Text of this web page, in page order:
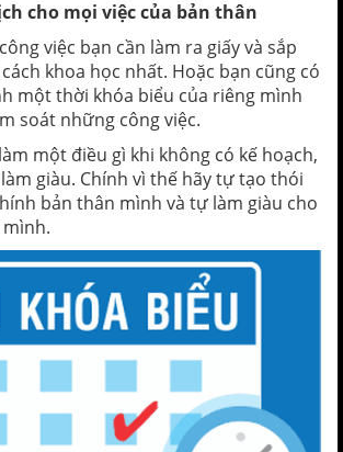
cho mọi việc của bản thân
việc bạn cần làm ra giấy và sắp
khoa học nhất. Hoặc bạn cũng có
một thời khóa biểu của riêng mình
soát những công việc.
một điều gì khi không có kế hoạch,
giàu. Chính vì thế hãy tự tạo thói
bản thân mình và tự làm giàu cho